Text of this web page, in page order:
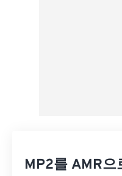
MP2를 AMR으